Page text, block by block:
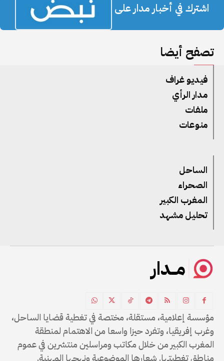
اشترك في أخبار مدار على
تصفح أيضا
فيديو غراف
مدار الرأي
ملفات
منوعات
الساحل
الصحراء
المغرب الكبير
تحليل مشهد
مــدار
مؤسسة إعلامية، مستقلة، مختصة في تغطية قضايا الساحل،
وغرب إفريقيا، وتفرد حيزا واسعا من الاهتمام لمنطقة
المغرب الكبير من خلال مكاتب ومراسلين منتشرين في عموم
مناطق تغطيتها. شعارها الموضوعية ونهجها المهنية.